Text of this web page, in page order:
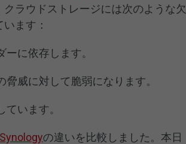
ラウドストレージには次のような欠
ます：
に依存します。
威に対して脆弱になります。
います。
の違いを比較しました。本日